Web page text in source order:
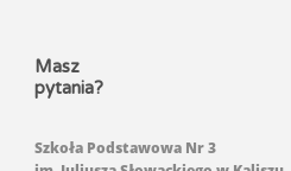
Masz
pytania?
Szkoła Podstawowa Nr 3